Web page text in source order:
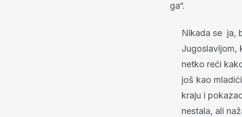
ga“.
Nikada se ja,
Jugoslavijom,
netko reći
još kao
kraju i
nestala, ali